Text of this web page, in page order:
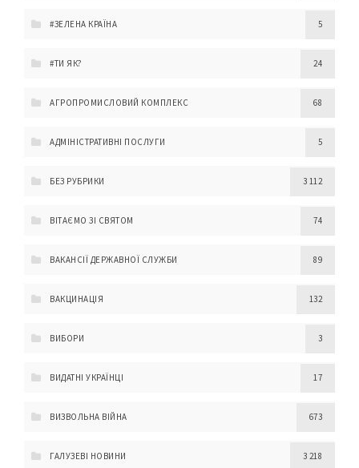
#ЗЕЛЕНА КРАЇНА 5
#ТИ ЯК? 24
АГРОПРОМИСЛОВИЙ КОМПЛЕКС 68
АДМІНІСТРАТИВНІ ПОСЛУГИ 5
БЕЗ РУБРИКИ 3 112
ВІТАЄМО ЗІ СВЯТОМ 74
ВАКАНСІЇ ДЕРЖАВНОЇ СЛУЖБИ 89
ВАКЦИНАЦІЯ 132
ВИБОРИ 3
ВИДАТНІ УКРАЇНЦІ 17
ВИЗВОЛЬНА ВІЙНА 673
ГАЛУЗЕВІ НОВИНИ 3 218